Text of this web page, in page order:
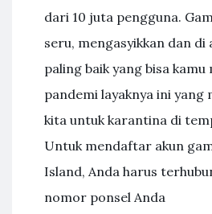
dari 10 juta pengguna.
seru, mengasyikkan dan
paling baik yang bisa kamu
pandemi layaknya ini yang
kita untuk karantina di
Untuk mendaftar akun
Island, Anda harus
nomor ponsel Anda